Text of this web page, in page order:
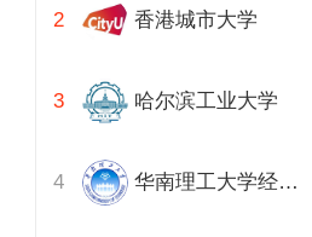
香港城市大学
哈尔滨工业大学
华南理工大学经济与金融学院